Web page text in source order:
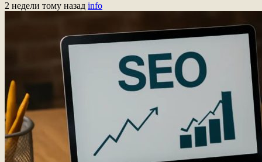
2 недели тому назад info